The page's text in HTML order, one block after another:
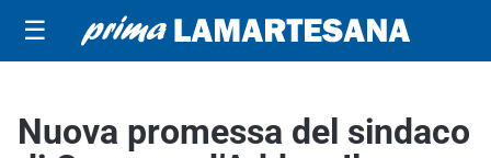
☰
Nuova promessa del sindaco